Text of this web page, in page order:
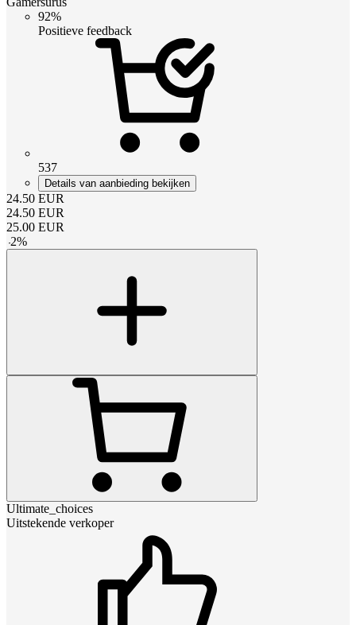
92%
Positieve feedback
537
Details van aanbieding bekijken
24.50 EUR
24.50 EUR
25.00 EUR
-2%
Ultimate_choices
Uitstekende verkoper